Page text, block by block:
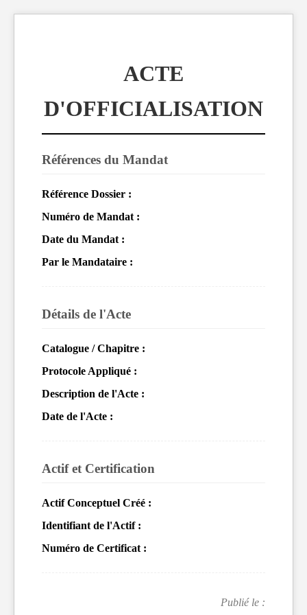
ACTE
D'OFFICIALISATION
Références du Mandat
Référence Dossier :
Numéro de Mandat :
Date du Mandat :
Par le Mandataire :
Détails de l'Acte
Catalogue / Chapitre :
Protocole Appliqué :
Description de l'Acte :
Date de l'Acte :
Actif et Certification
Actif Conceptuel Créé :
Identifiant de l'Actif :
Numéro de Certificat :
Publié le :